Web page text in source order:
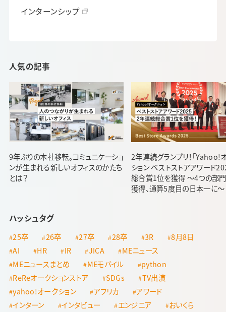
インターンシップ
人気の記事
9年ぶりの本社移転。コミュニケーショ
ンが生まれる新しいオフィスのかたち
とは？
2年連続グランプリ！「Yahoo!
ション ベストストアアワード
総合賞1位を獲得 ～4つの部
獲得、通算5度目の日本一に～
ハッシュタグ
25卒 26卒 27卒 28卒 3R
8月8日
AI
HR IR JICA
MEニュース
MEニュースまとめ
MEモバイル
python
ReReオークションストア
SDGs
TV出演
yahoo!オークション
アフリカ
アワード
インターン
インタビュー エンジニア
おいくら